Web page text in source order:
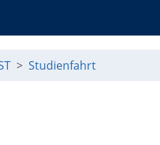
Studienfahrt